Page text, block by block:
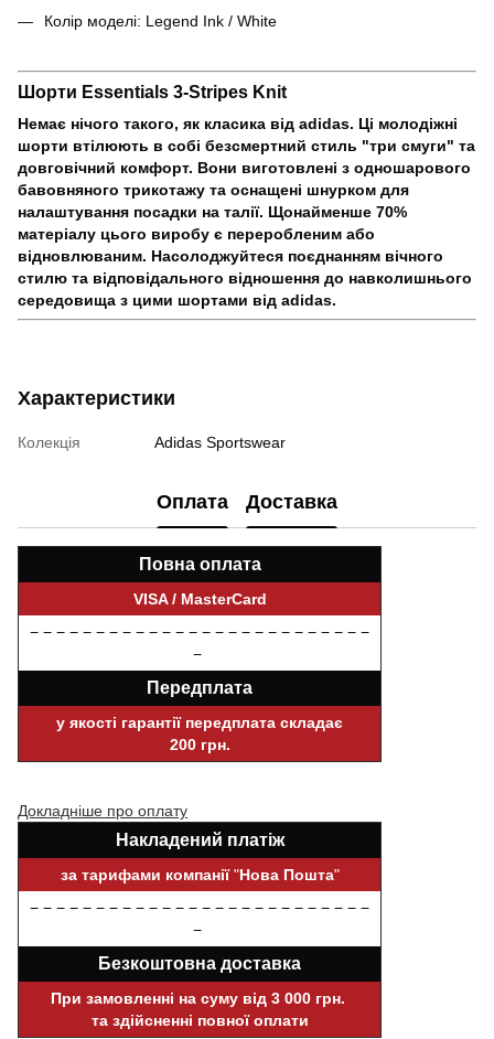
Колір моделі: Legend Ink / White
Шорти Essentials 3-Stripes Knit
Немає нічого такого, як класика від adidas. Ці молодіжні
шорти втілюють в собі безсмертний стиль "три смуги" та
довговічний комфорт. Вони виготовлені з одношарового
бавовняного трикотажу та оснащені шнурком для
налаштування посадки на талії. Щонайменше 70%
матеріалу цього виробу є переробленим або
відновлюваним. Насолоджуйтеся поєднанням вічного
стилю та відповідального відношення до навколишнього
середовища з цими шортами від adidas.
Характеристики
Колекція Adidas Sportswear
Оплата Доставка
Повна оплата
VISA / MasterCard
− − − − − − − − − − − − − − − − − − − − − − − − − −
−
Передплата
у якості гарантії передплата складає
200 грн.
Докладніше про оплату
Накладений платіж
за тарифами компанії"Нова Пошта"
− − − − − − − − − − − − − − − − − − − − − − − − − −
−
Безкоштовна доставка
При замовленні на суму від 3 000 грн.
та здійсненні повної оплати